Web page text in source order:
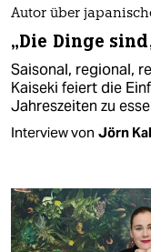
Autor über
„Die Dinge
Saisonal, regional,
Kaiseki feiert die
Jahreszeiten zu
Interview von Jörn